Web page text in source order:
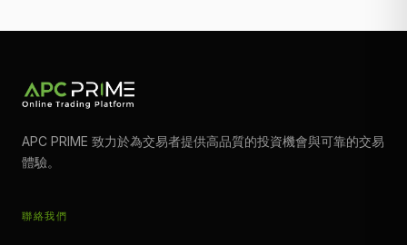
APC PRIME 致力於為交易者提供高品質的投資機會與可靠的交易
體驗。
聯絡我們